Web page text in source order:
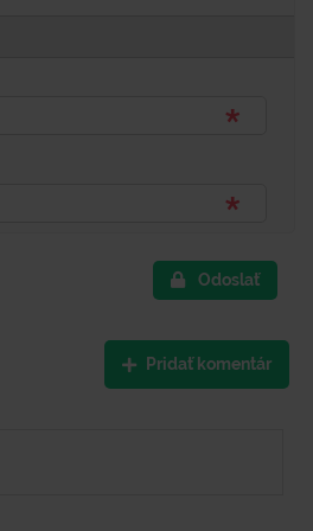
Odoslať
Pridať komentár